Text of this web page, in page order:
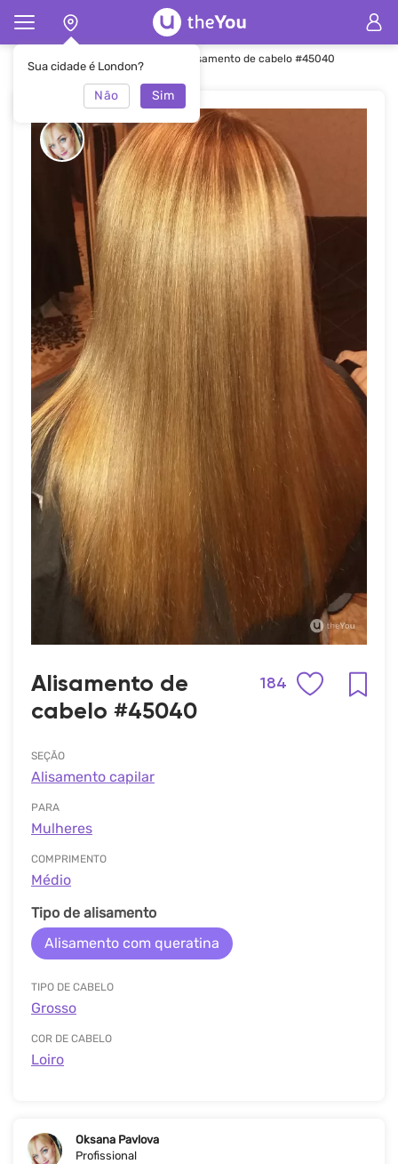
Sua cidade é London?
Não Sim
Principal Alisamento capilar Alisamento de cabelo #45040
Alisamento de
cabelo #45040
184
SEÇÃO
Alisamento capilar
PARA
Mulheres
COMPRIMENTO
Médio
Tipo de alisamento
Alisamento com queratina
TIPO DE CABELO
Grosso
COR DE CABELO
Loiro
Oksana Pavlova
Profissional